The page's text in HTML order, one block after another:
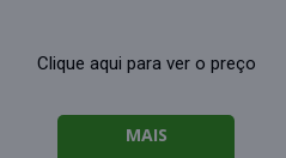
Clique aqui para ver o preço
MAIS